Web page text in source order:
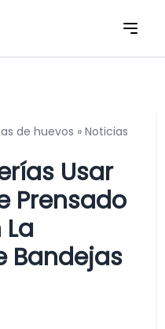
de huevos » Noticias
Usar
Prensado
Bandejas